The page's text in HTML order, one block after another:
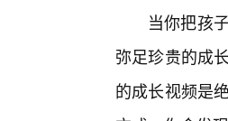
当你把孩
弥足珍贵的成
的成长视频是